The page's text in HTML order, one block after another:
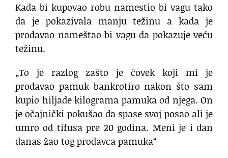
Kada bi kupovao robu namestio bi vagu tako
da je pokazivala manju težinu a kada je
prodavao nameštao bi vagu da pokazuje veću
težinu.
„To je razlog zašto je čovek koji mi je
prodavao pamuk bankrotiro nakon što sam
kupio hiljade kilograma pamuka od njega. On
je očajnički pokušao da spase svoj posao ali je
umro od tifusa pre 20 godina. Meni je i dan
danas žao tog prodavca pamuka“